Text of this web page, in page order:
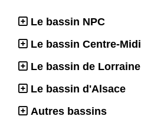
Le bassin NPC
Le bassin Centre-Midi
Le bassin de Lorraine
Le bassin d'Alsace
Autres bassins